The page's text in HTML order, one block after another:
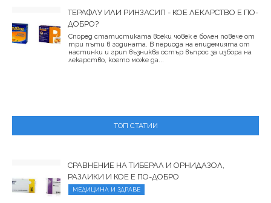
ТЕРАФЛУ ИЛИ РИНЗАСИП - КОЕ ЛЕКАРСТВО Е ПО-
ДОБРО?
Според статистиката всеки човек е болен повече от
три пъти в годината. В периода на епидемията от
настинки и грип възниква остър въпрос за избора на
лекарство, което може да...
ТОП СТАТИИ
СРАВНЕНИЕ НА ТИБЕРАЛ И ОРНИДАЗОЛ,
РАЗЛИКИ И КОЕ Е ПО-ДОБРО
МЕДИЦИНА И ЗДРАВЕ